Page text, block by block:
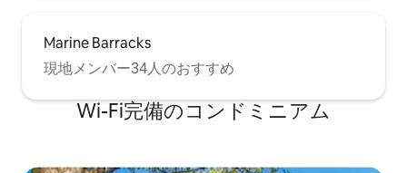
Marine Barracks
現地メンバー34人のおすすめ
Wi-Fi完備のコンドミニアム